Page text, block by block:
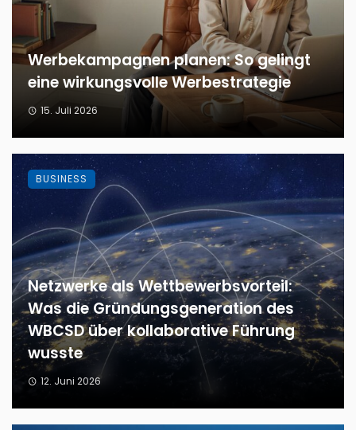
Werbekampagnen planen: So gelingt
eine wirkungsvolle Werbestrategie
15. Juli 2026
Netzwerke als Wettbewerbsvorteil:
Was die Gründungsgeneration des
WBCSD über kollaborative Führung
wusste
12. Juni 2026
BUSINESS